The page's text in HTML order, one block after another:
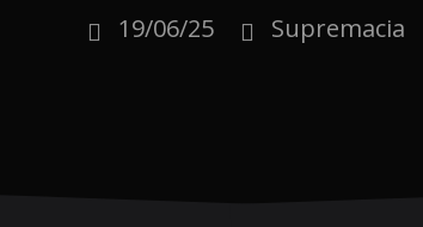
19/06/25 Supremacia